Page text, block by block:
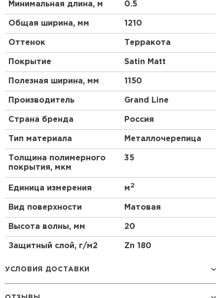
Минимальная длина, м 0.5
Общая ширина, мм 1210
Оттенок Терракота
Покрытие Satin Мatt
Полезная ширина, мм 1150
Производитель Grand Line
Страна бренда Россия
Тип материала Металлочерепица
Толщина полимерного
покрытия, мкм
35
Единица измерения м2
Вид поверхности Матовая
Высота волны, мм 20
Защитный слой, г/м2 Zn 180
УСЛОВИЯ ДОСТАВКИ